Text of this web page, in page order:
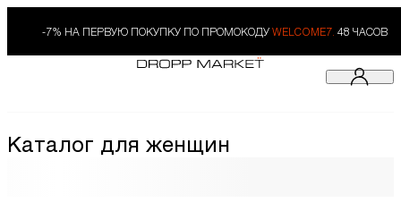
-7% НА ПЕРВУЮ ПОКУПКУ ПО ПРОМОКОДУ WELCOME7. 48 ЧАСОВ
Каталог для женщин